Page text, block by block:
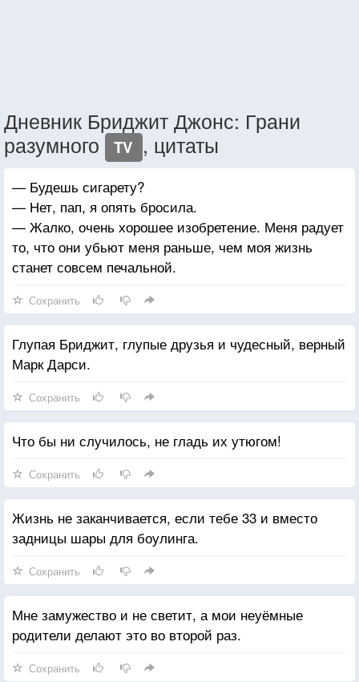
Дневник Бриджит Джонс: Грани
разумного
TV , цитаты
— Будешь сигарету?
— Нет, пап, я опять бросила.
— Жалко, очень хорошее изобретение. Меня радует
то, что они убьют меня раньше, чем моя жизнь
станет совсем печальной.
Сохранить
Глупая Бриджит, глупые друзья и чудесный, верный
Марк Дарси.
Сохранить
Что бы ни случилось, не гладь их утюгом!
Сохранить
Жизнь не заканчивается, если тебе 33 и вместо
задницы шары для боулинга.
Сохранить
Мне замужество и не светит, а мои неуёмные
родители делают это во второй раз.
Сохранить